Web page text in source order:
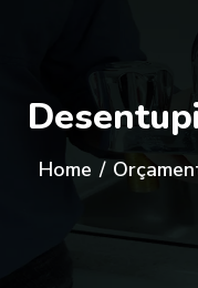
Home /